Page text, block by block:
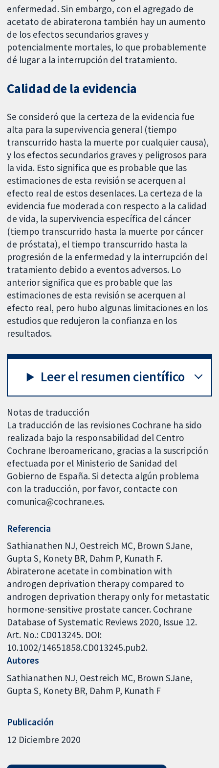
enfermedad. Sin embargo, con el agregado de
acetato de abiraterona también hay un aumento
de los efectos secundarios graves y
potencialmente mortales, lo que probablemente
dé lugar a la interrupción del tratamiento.
Calidad de la evidencia
Se consideró que la certeza de la evidencia fue
alta para la supervivencia general (tiempo
transcurrido hasta la muerte por cualquier causa),
y los efectos secundarios graves y peligrosos para
la vida. Esto significa que es probable que las
estimaciones de esta revisión se acerquen al
efecto real de estos desenlaces. La certeza de la
evidencia fue moderada con respecto a la calidad
de vida, la supervivencia específica del cáncer
(tiempo transcurrido hasta la muerte por cáncer
de próstata), el tiempo transcurrido hasta la
progresión de la enfermedad y la interrupción del
tratamiento debido a eventos adversos. Lo
anterior significa que es probable que las
estimaciones de esta revisión se acerquen al
efecto real, pero hubo algunas limitaciones en los
estudios que redujeron la confianza en los
resultados.
Leer el resumen científico
Notas de traducción
La traducción de las revisiones Cochrane ha sido
realizada bajo la responsabilidad del Centro
Cochrane Iberoamericano, gracias a la suscripción
efectuada por el Ministerio de Sanidad del
Gobierno de España. Si detecta algún problema
con la traducción, por favor, contacte con
comunica@cochrane.es.
Referencia
Sathianathen NJ, Oestreich MC, Brown SJane,
Gupta S, Konety BR, Dahm P, Kunath F.
Abiraterone acetate in combination with
androgen deprivation therapy compared to
androgen deprivation therapy only for metastatic
hormone-sensitive prostate cancer. Cochrane
Database of Systematic Reviews 2020, Issue 12.
Art. No.: CD013245. DOI:
10.1002/14651858.CD013245.pub2.
Autores
Sathianathen NJ Oestreich MC Brown SJane
Gupta S Konety BR Dahm P Kunath F
Publicación
12 Diciembre 2020